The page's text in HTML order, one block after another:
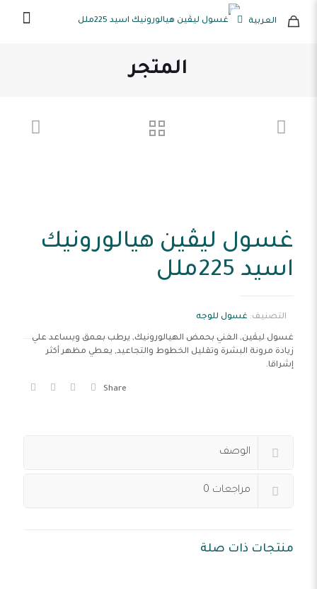
العربية
المتجر
غسول ليڤين هيالورونيك
اسيد 225ملل
غسول ليڤين, الغني بحمض الهيالورونيك, يرطب بعمق ويساعد علي
زيادة مرونة البشرة وتقليل الخطوط والتجاعيد, يعطي مظهر أكثر
إشراقا.
التصنيف: غسول للوجه
Share
الوصف
مراجعات 0
منتجات ذات صلة